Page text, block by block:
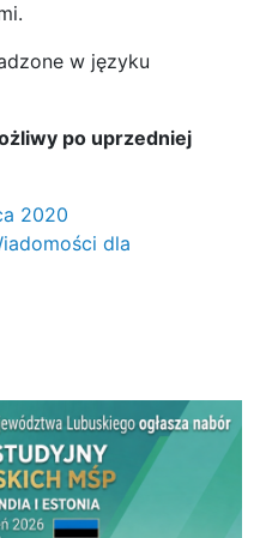
w języku
po uprzedniej
2020
dla